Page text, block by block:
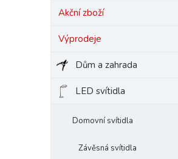
p
Akční zboží
Výprodeje
Dům a zahrada
LED svítidla
Domovní svítidla
Závěsná svítidla